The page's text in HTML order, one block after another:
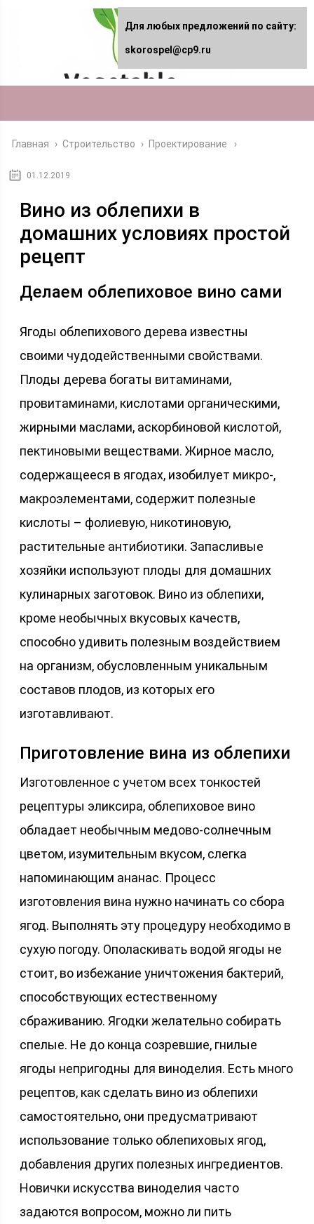
Главная › Строительство › Проектирование
01.12.2019
Вино из облепихи в
домашних условиях простой
рецепт
Делаем облепиховое вино сами
Ягоды облепихового дерева известны
своими чудодейственными свойствами.
Плоды дерева богаты витаминами,
провитаминами, кислотами органическими,
жирными маслами, аскорбиновой кислотой,
пектиновыми веществами. Жирное масло,
содержащееся в ягодах, изобилует микро-,
макроэлементами, содержит полезные
кислоты – фолиевую, никотиновую,
растительные антибиотики. Запасливые
хозяйки используют плоды для домашних
кулинарных заготовок. Вино из облепихи,
кроме необычных вкусовых качеств,
способно удивить полезным воздействием
на организм, обусловленным уникальным
составов плодов, из которых его
изготавливают.
Приготовление вина из облепихи
Изготовленное с учетом всех тонкостей
рецептуры эликсира, облепиховое вино
обладает необычным медово-солнечным
цветом, изумительным вкусом, слегка
напоминающим ананас. Процесс
изготовления вина нужно начинать со сбора
ягод. Выполнять эту процедуру необходимо в
сухую погоду. Ополаскивать водой ягоды не
стоит, во избежание уничтожения бактерий,
способствующих естественному
сбраживанию. Ягодки желательно собирать
спелые. Не до конца созревшие, гнилые
ягоды непригодны для виноделия. Есть много
рецептов, как сделать вино из облепихи
самостоятельно, они предусматривают
использование только облепиховых ягод,
добавления других полезных ингредиентов.
Новички искусства виноделия часто
задаются вопросом, можно ли пить
Для любых предложений по сайту:
skorospel@cp9.ru